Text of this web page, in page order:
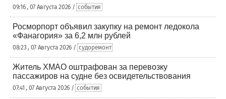
09:16 , 07 Августа 2026 / события
Росморпорт объявил закупку на ремонт ледокола
«Фанагория» за 6,2 млн рублей
08:23 , 07 Августа 2026 / судоремонт
Житель ХМАО оштрафован за перевозку
пассажиров на судне без освидетельствования
07:41 , 07 Августа 2026 / события